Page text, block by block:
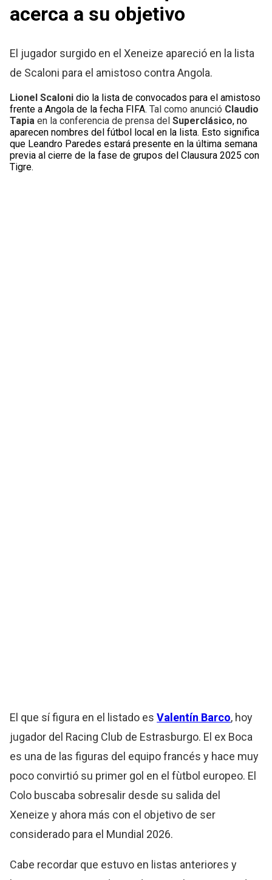
acerca a su objetivo
El jugador surgido en el Xeneize apareció en la lista
de Scaloni para el amistoso contra Angola.
Lionel Scaloni dio la lista de convocados para el amistoso
frente a Angola de la fecha FIFA.Tal como anunció Claudio
Tapiaen la conferencia de prensa delSuperclásico, no
aparecen nombres del fútbol local en la lista. Esto significa
que Leandro Paredes estará presente en la última semana
previa al cierre de la fase de grupos del Clausura 2025 con
Tigre.
El que sí figura en el listado esValentín Barco, hoy
jugador del Racing Club de Estrasburgo. El ex Boca
es una de las figuras del equipo francés y hace muy
poco convirtió su primer gol en el fùtbol europeo. El
Colo buscaba sobresalir desde su salida del
Xeneize y ahora más con el objetivo de ser
considerado para el Mundial 2026.
Cabe recordar que estuvo en listas anteriores y